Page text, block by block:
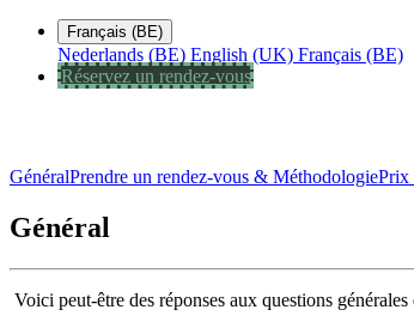
Français (BE)
Nederlands (BE) English (UK) Français (BE)
Réservez un rendez-vous
GénéralPrendre un rendez-vous & MéthodologiePrix
Général
Voici peut-être des réponses aux questions